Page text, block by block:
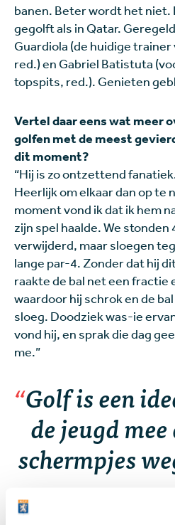
banen. Beter wordt het niet.
gegolft als in Qatar.
Guardiola (de huidige
red.) en Gabriel Batistuta
topspits, red.). Genieten
Vertel daar eens wat meer
golfen met de meest
dit moment?
“Hij is zo ontzettend
Heerlijk om elkaar dan op te
moment vond ik dat ik hem
zijn spel haalde. We
verwijderd, maar sloegen
lange par-4. Zonder dat hij
raakte de bal net een fractie
waardoor hij schrok en de
sloeg. Doodziek was-ie
vond hij, en sprak die dag
me.”
Golf is een
de jeugd
schermpjes
Een sterk staaltje